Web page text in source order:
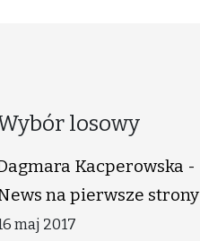
losowy
Kacperowska -
na pierwsze strony
maj 2017